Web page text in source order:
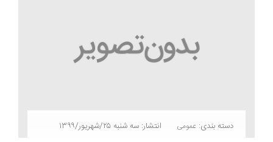
دسته بندی: عمومی
انتشار: سه شنبه ۲۵/شهریور/۱۳۹۹